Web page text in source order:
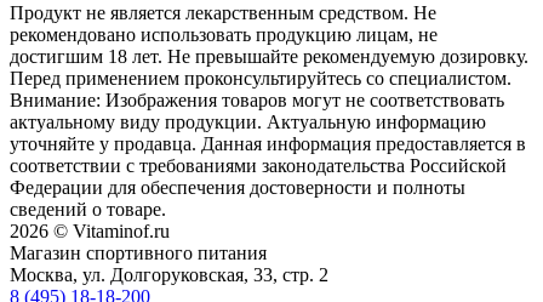
Продукт не является лекарственным средством. Не
рекомендовано использовать продукцию лицам, не
достигшим 18 лет. Не превышайте рекомендуемую дозировку.
Перед применением проконсультируйтесь со специалистом.
Внимание: Изображения товаров могут не соответствовать
актуальному виду продукции. Актуальную информацию
уточняйте у продавца. Данная информация предоставляется в
соответствии с требованиями законодательства Российской
Федерации для обеспечения достоверности и полноты
сведений о товаре.
2026 © Vitaminof.ru
Магазин спортивного питания
Москва, ул. Долгоруковская, 33, стр. 2
8 (495) 18-18-200